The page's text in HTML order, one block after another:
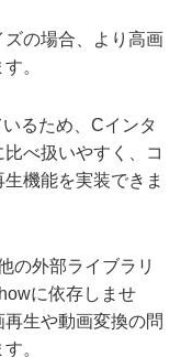
の場合、より高画
。
るため、Cインタ
べ扱いやすく、コ
機能を実装できま
の外部ライブラリ
に依存しませ
生や動画変換の問
。